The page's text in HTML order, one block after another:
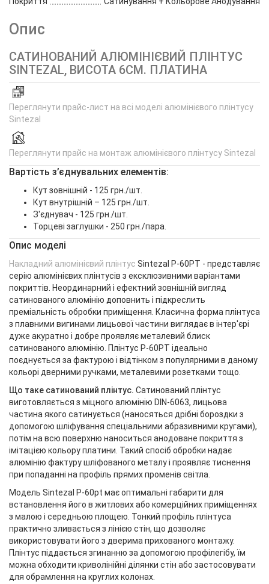
Опис
САТИНОВАНИЙ АЛЮМІНІЄВИЙ ПЛІНТУС
SINTEZAL, ВИСОТА 6CМ. ПЛАТИНА
Переглянути прайс-лист на всі моделі алюмінієвого плінтусу
Sintezal
Переглянути прайс на монтаж алюмінієвого плінтусу Sintezal
Вартість з’єднувальних елементів:
Кут зовнішній - 125 грн./шт.
Кут внутрішній – 125 грн./шт.
З'єднувач - 125 грн./шт.
Торцеві заглушки - 250 грн./пара.
Опис моделі
Накладний алюмінієвий плінтус Sintezal P-60PT - представляє
серію алюмінієвих плінтусів з ексклюзивними варіантами
покриттів. Неординарний і ефектний зовнішній вигляд
сатинованого алюмінію доповнить і підкреслить
преміальність обробки приміщення. Класична форма плінтуса
з плавними вигинами лицьової частини виглядає в інтер'єрі
дуже акуратно і добре проявляє металевий блиск
сатинованого алюмінію. Плінтус Р-60РТ ідеально
поєднується за фактурою і відтінком з популярними в даному
кольорі дверними ручками, металевими розетками тощо.
Що таке сатинований плінтус. Сатинований плінтус
виготовляється з міцного алюмінію DIN-6063, лицьова
частина якого сатинується (наносяться дрібні бороздки з
допомогою шліфування спеціальними абразивними кругами),
потім на всю поверхню наноситься анодоване покриття з
імітацією кольору платини. Такий спосіб обробки надає
алюмінію фактуру шліфованого металу і проявляє тиснення
при попаданні на профіль прямих променів світла.
Модель Sintezal P-60pt має оптимальні габарити для
встановлення його в житлових або комерційних приміщеннях
з малою і середньою площею. Тонкий профіль плінтуса
практично зливається з лінією стін, що дозволяє
використовувати його з дверима прихованого монтажу.
Плінтус піддається згинанню за допомогою профілегібу, їм
можна обходити криволінійні ділянки стін або застосовувати
для обрамлення на круглих колонах.